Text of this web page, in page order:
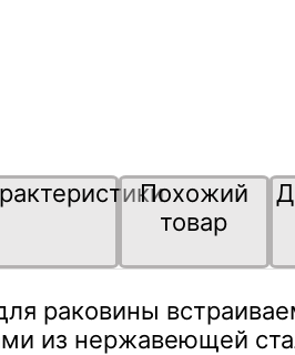
Похожий
товар
раковины
из нержавеющей